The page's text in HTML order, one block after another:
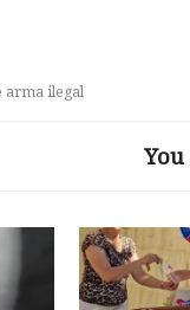
arma ilegal